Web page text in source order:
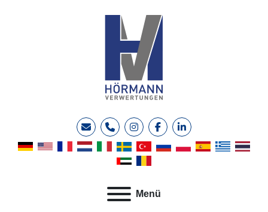
E-MailTelefoninstagramfacebooklinkedin
Menü